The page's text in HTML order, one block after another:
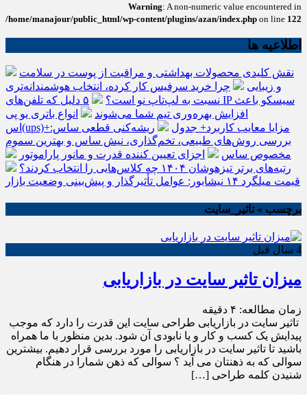
Warning: A non-numeric value encountered in
/home/manajour/public_html/wp-content/plugins/azan/index.php on line 122
اطلاعیه ها
نقش کلیدی محصولات بهداشتی و مراقبت از پوست در سلامت
و زیبایی
چرا خرید سرفیس کار کرده، انتخاب هوشمندانه‌تری
نسبت به لپ‌تاپ نو است؟
۵ دلیل که تلفن‌های IP سیسکو باعث
افزایش بهره‌وری تیم شما می‌شوند
انواع باتری یو پی
اس(ups)+مزایا معایب کاربرد+ جدول
ریشه‌کنی قطعی ساس:
بررسی روش‌های طبیعی، تخم‌گذاری، نیش ساس و بهترین سموم
مخصوص ساس
اجزای تعیین کننده قدرت و مانور پاراموتور
رتبه‌های برتر تیزهوشان ۱۴۰۴ چه کلاس‌هایی را انتخاب کردند؟
قیمت میلگرد ۱۴ نیشابور: عوامل تأثیرگذار و پیش‌بینی وضعیت بازار
برچسب » تاثیر_سایت
4 سال قبل
میزان تاثیر سایت در بازاریابی
زمان مطالعه: ۴ دقیقه
تاثیر سایت در بازاریابی طراحی سایت این قدرت را دارد که موجب
پیدایش یک کسب و کار و یا نابودی آن شود. بدین منظور با ما همراه
باشید تا تاثیر سایت در بازاریابی را مورد بررسی قرار دهیم. بیشترین
سوالی که به ذهنتان می آید ؟ سوالی که ذهن شمارا در هنگام
شنیدن کلمه طراحی […]